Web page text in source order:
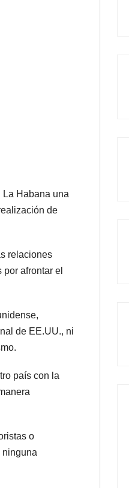
La Habana una
de
relaciones
afrontar el
de EE.UU., ni
país con la
o
ninguna